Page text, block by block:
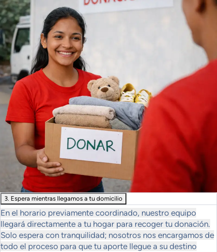
3. Espera mientras llegamos a tu domicilio
En el horario previamente coordinado, nuestro equipo
llegará directamente a tu hogar para recoger tu donación.
Solo espera con tranquilidad; nosotros nos encargamos de
todo el proceso para que tu aporte llegue a su destino